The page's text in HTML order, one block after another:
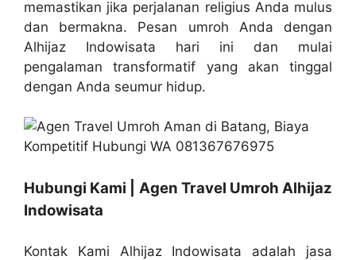
memastikan jika perjalanan religius Anda mulus
dan bermakna. Pesan umroh Anda dengan
Alhijaz Indowisata hari ini dan mulai
pengalaman transformatif yang akan tinggal
dengan Anda seumur hidup.
Hubungi Kami | Agen Travel Umroh Alhijaz
Indowisata
Kontak Kami Alhijaz Indowisata adalah jasa